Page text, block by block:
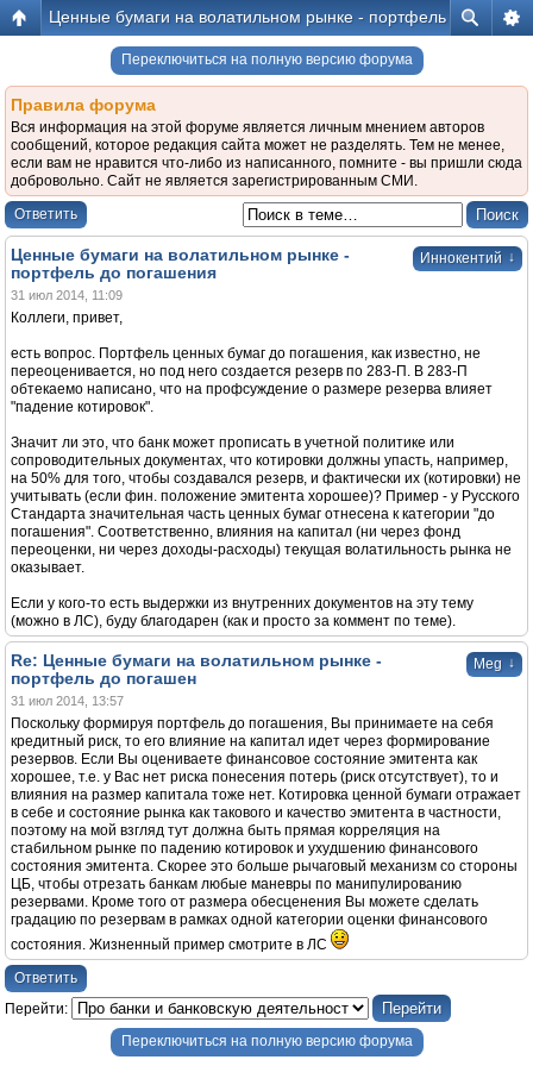
Ценные бумаги на волатильном рынке - портфель до
Переключиться на полную версию форума
Правила форума
Вся информация на этой форуме является личным мнением авторов
сообщений, которое редакция сайта может не разделять. Тем не менее,
если вам не нравится что-либо из написанного, помните - вы пришли сюда
добровольно. Сайт не является зарегистрированным СМИ.
Ответить
Иннокентий ↓
Ценные бумаги на волатильном рынке -
портфель до погашения
31 июл 2014, 11:09
Коллеги, привет,
есть вопрос. Портфель ценных бумаг до погашения, как известно, не
переоценивается, но под него создается резерв по 283-П. В 283-П
обтекаемо написано, что на профсуждение о размере резерва влияет
"падение котировок".
Значит ли это, что банк может прописать в учетной политике или
сопроводительных документах, что котировки должны упасть, например,
на 50% для того, чтобы создавался резерв, и фактически их (котировки) не
учитывать (если фин. положение эмитента хорошее)? Пример - у Русского
Стандарта значительная часть ценных бумаг отнесена к категории "до
погашения". Соответственно, влияния на капитал (ни через фонд
переоценки, ни через доходы-расходы) текущая волатильность рынка не
оказывает.
Если у кого-то есть выдержки из внутренних документов на эту тему
(можно в ЛС), буду благодарен (как и просто за коммент по теме).
Meg ↓
Re: Ценные бумаги на волатильном рынке -
портфель до погашен
31 июл 2014, 13:57
Поскольку формируя портфель до погашения, Вы принимаете на себя
кредитный риск, то его влияние на капитал идет через формирование
резервов. Если Вы оцениваете финансовое состояние эмитента как
хорошее, т.е. у Вас нет риска понесения потерь (риск отсутствует), то и
влияния на размер капитала тоже нет. Котировка ценной бумаги отражает
в себе и состояние рынка как такового и качество эмитента в частности,
поэтому на мой взгляд тут должна быть прямая корреляция на
стабильном рынке по падению котировок и ухудшению финансового
состояния эмитента. Скорее это больше рычаговый механизм со стороны
ЦБ, чтобы отрезать банкам любые маневры по манипулированию
резервами. Кроме того от размера обесценения Вы можете сделать
градацию по резервам в рамках одной категории оценки финансового
состояния. Жизненный пример смотрите в ЛС
Ответить
Перейти:
Переключиться на полную версию форума